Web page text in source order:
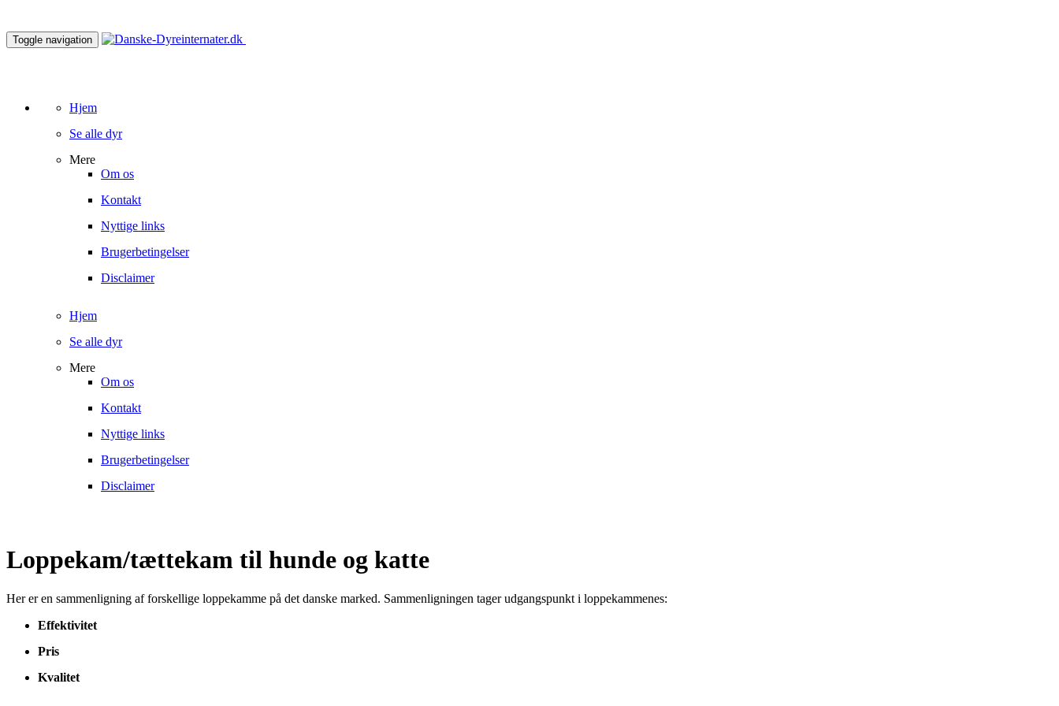
Toggle navigation
Hjem
Se alle dyr
Mere
Om os
Kontakt
Nyttige links
Brugerbetingelser
Disclaimer
Hjem
Se alle dyr
Mere
Om os
Kontakt
Nyttige links
Brugerbetingelser
Disclaimer
Loppekam/tættekam til hunde og katte
Her er en sammenligning af forskellige loppekamme på det danske marked. Sammenligningen tager udgangspunkt i loppekammenes:
Effektivitet
Pris
Kvalitet